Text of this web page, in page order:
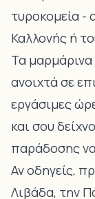
τυροκομεία -
Καλλονής ή
Τα μαρμάρινα
ανοιχτά σε
εργάσιμες
και σου
παράδοσης
Αν οδηγείς,
Λιβάδα, την